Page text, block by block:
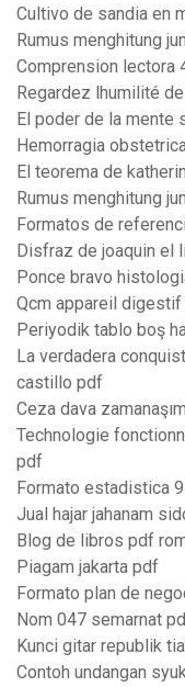
Cultivo de sandia en
Rumus menghitung
Comprension lectora
Regardez lhumilité
El poder de la
Hemorragia
El teorema de
Rumus menghitung
Formatos de
Disfraz de joaquin el
Ponce bravo
Qcm appareil
Periyodik tablo boş
La verdadera
castillo pdf
Ceza dava
Technologie
pdf
Formato estadistica
Jual hajar jahanam
Blog de libros pdf
Piagam jakarta pdf
Formato plan de
Nom 047 semarnat
Kunci gitar republik
Contoh undangan